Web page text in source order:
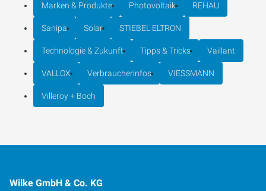
Marken & Produkte Photovoltaik REHAU
Sanipa Solar STIEBEL ELTRON
Technologie & Zukunft Tipps & Tricks Vaillant
VALLOX Verbraucherinfos VIESSMANN
Villeroy + Boch
Wilke GmbH & Co. KG